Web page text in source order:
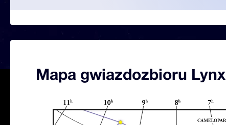
Mapa gwiazdozbioru Lynx